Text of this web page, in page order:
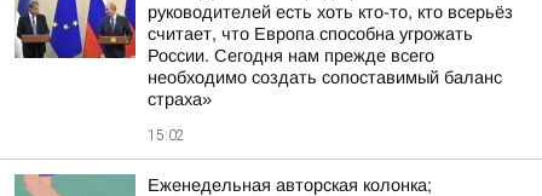
руководителей есть хоть кто-то, кто всерьёз
считает, что Европа способна угрожать
России. Сегодня нам прежде всего
необходимо создать сопоставимый баланс
страха»
15:02
Еженедельная авторская колонка;